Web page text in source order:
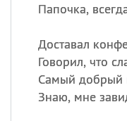
Папочка,
Доставал
Говорил, что
Самый добрый
Знаю, мне